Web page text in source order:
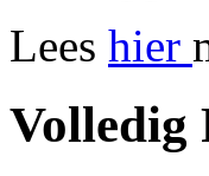
Lees hier
Volledig